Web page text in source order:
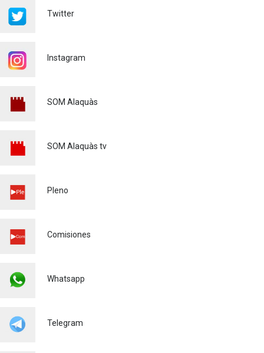
22/07/2026
2026
XXXVI CERTAMEN DE
Educación 03/03/2026
Twitter
Instagram
SOM Alaquàs
SOM Alaquàs tv
Pleno
Comisiones
Whatsapp
Telegram